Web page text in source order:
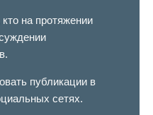
на протяжении
публикации в
сетях.